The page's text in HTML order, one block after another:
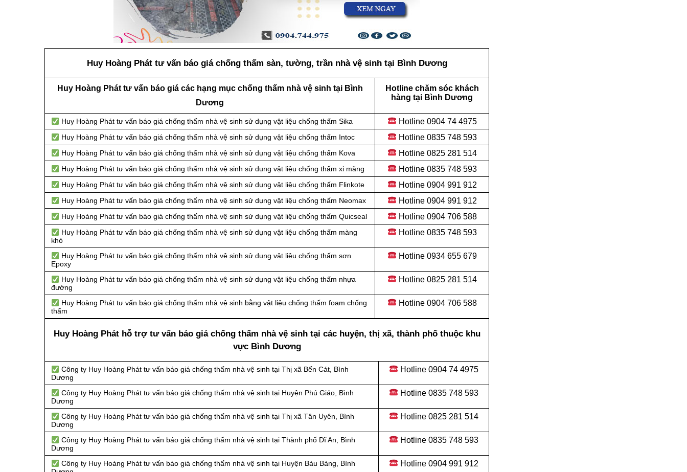
Huy Hoàng Phát tư vấn báo giá chống thấm sàn, tường, trần nhà vệ sinh tại Bình Dương
Huy Hoàng Phát tư vấn báo giá các hạng mục chống thấm nhà vệ sinh tại Bình
Dương
Hotline chăm sóc khách
hàng tại Bình Dương
Huy Hoàng Phát tư vấn báo giá chống thấm nhà vệ sinh sử dụng vật liệu chống thấm Sika Hotline0904 74 4975
Huy Hoàng Phát tư vấn báo giá chống thấm nhà vệ sinh sử dụng vật liệu chống thấm Intoc Hotline0835 748 593
Huy Hoàng Phát tư vấn báo giá chống thấm nhà vệ sinh sử dụng vật liệu chống thấm Kova Hotline0825 281 514
Huy Hoàng Phát tư vấn báo giá chống thấm nhà vệ sinh sử dụng vật liệu chống thấm xi măng Hotline0835 748 593
Huy Hoàng Phát tư vấn báo giá chống thấm nhà vệ sinh sử dụng vật liệu chống thấm Flinkote Hotline0904 991 912
Huy Hoàng Phát tư vấn báo giá chống thấm nhà vệ sinh sử dụng vật liệu chống thấm Neomax Hotline 0904 991 912
Huy Hoàng Phát tư vấn báo giá chống thấm nhà vệ sinh sử dụng vật liệu chống thấm Quicseal Hotline0904 706 588
Huy Hoàng Phát tư vấn báo giá chống thấm nhà vệ sinh sử dụng vật liệu chống thấm màng
khò
Hotline0835 748 593
Huy Hoàng Phát tư vấn báo giá chống thấm nhà vệ sinh sử dụng vật liệu chống thấm sơn
Epoxy
Hotline0934 655 679
Huy Hoàng Phát tư vấn báo giá chống thấm nhà vệ sinh sử dụng vật liệu chống thấm nhựa
đường
Hotline0825 281 514
Huy Hoàng Phát tư vấn báo giá chống thấm nhà vệ sinh bằng vật liệu chống thấm foam chống
thấm
Hotline0904 706 588
Huy Hoàng Phát hỗ trợ tư vấn báo giá chống thấm nhà vệ sinh tại các huyện, thị xã, thành phố thuộc khu
vực Bình Dương
Công ty Huy Hoàng Phát tư vấn báo giá chống thấm nhà vệ sinh tại Thị xã Bến Cát, Bình
Dương
Hotline 0904 74 4975
Công ty Huy Hoàng Phát tư vấn báo giá chống thấm nhà vệ sinh tại Huyện Phú Giáo, Bình
Dương
Hotline 0835 748 593
Công ty Huy Hoàng Phát tư vấn báo giá chống thấm nhà vệ sinh tại Thị xã Tân Uyên, Bình
Dương
Hotline 0825 281 514
Công ty Huy Hoàng Phát tư vấn báo giá chống thấm nhà vệ sinh tại Thành phố Dĩ An, Bình
Dương
Hotline 0835 748 593
Công ty Huy Hoàng Phát tư vấn báo giá chống thấm nhà vệ sinh tại Huyện Bàu Bàng, Bình
Hotline 0904 991 912